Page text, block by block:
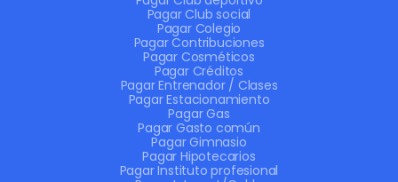
Pagar Club social
Pagar Colegio
Pagar Contribuciones
Pagar Cosméticos
Pagar Créditos
Pagar Entrenador / Clases
Pagar Estacionamiento
Pagar Gas
Pagar Gasto común
Pagar Gimnasio
Pagar Hipotecarios
Pagar Instituto profesional